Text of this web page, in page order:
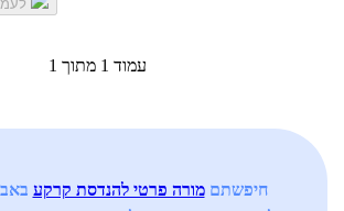
עמוד 1 מתוך 1
חיפשתםמורה פרטי להנדסת קרקע